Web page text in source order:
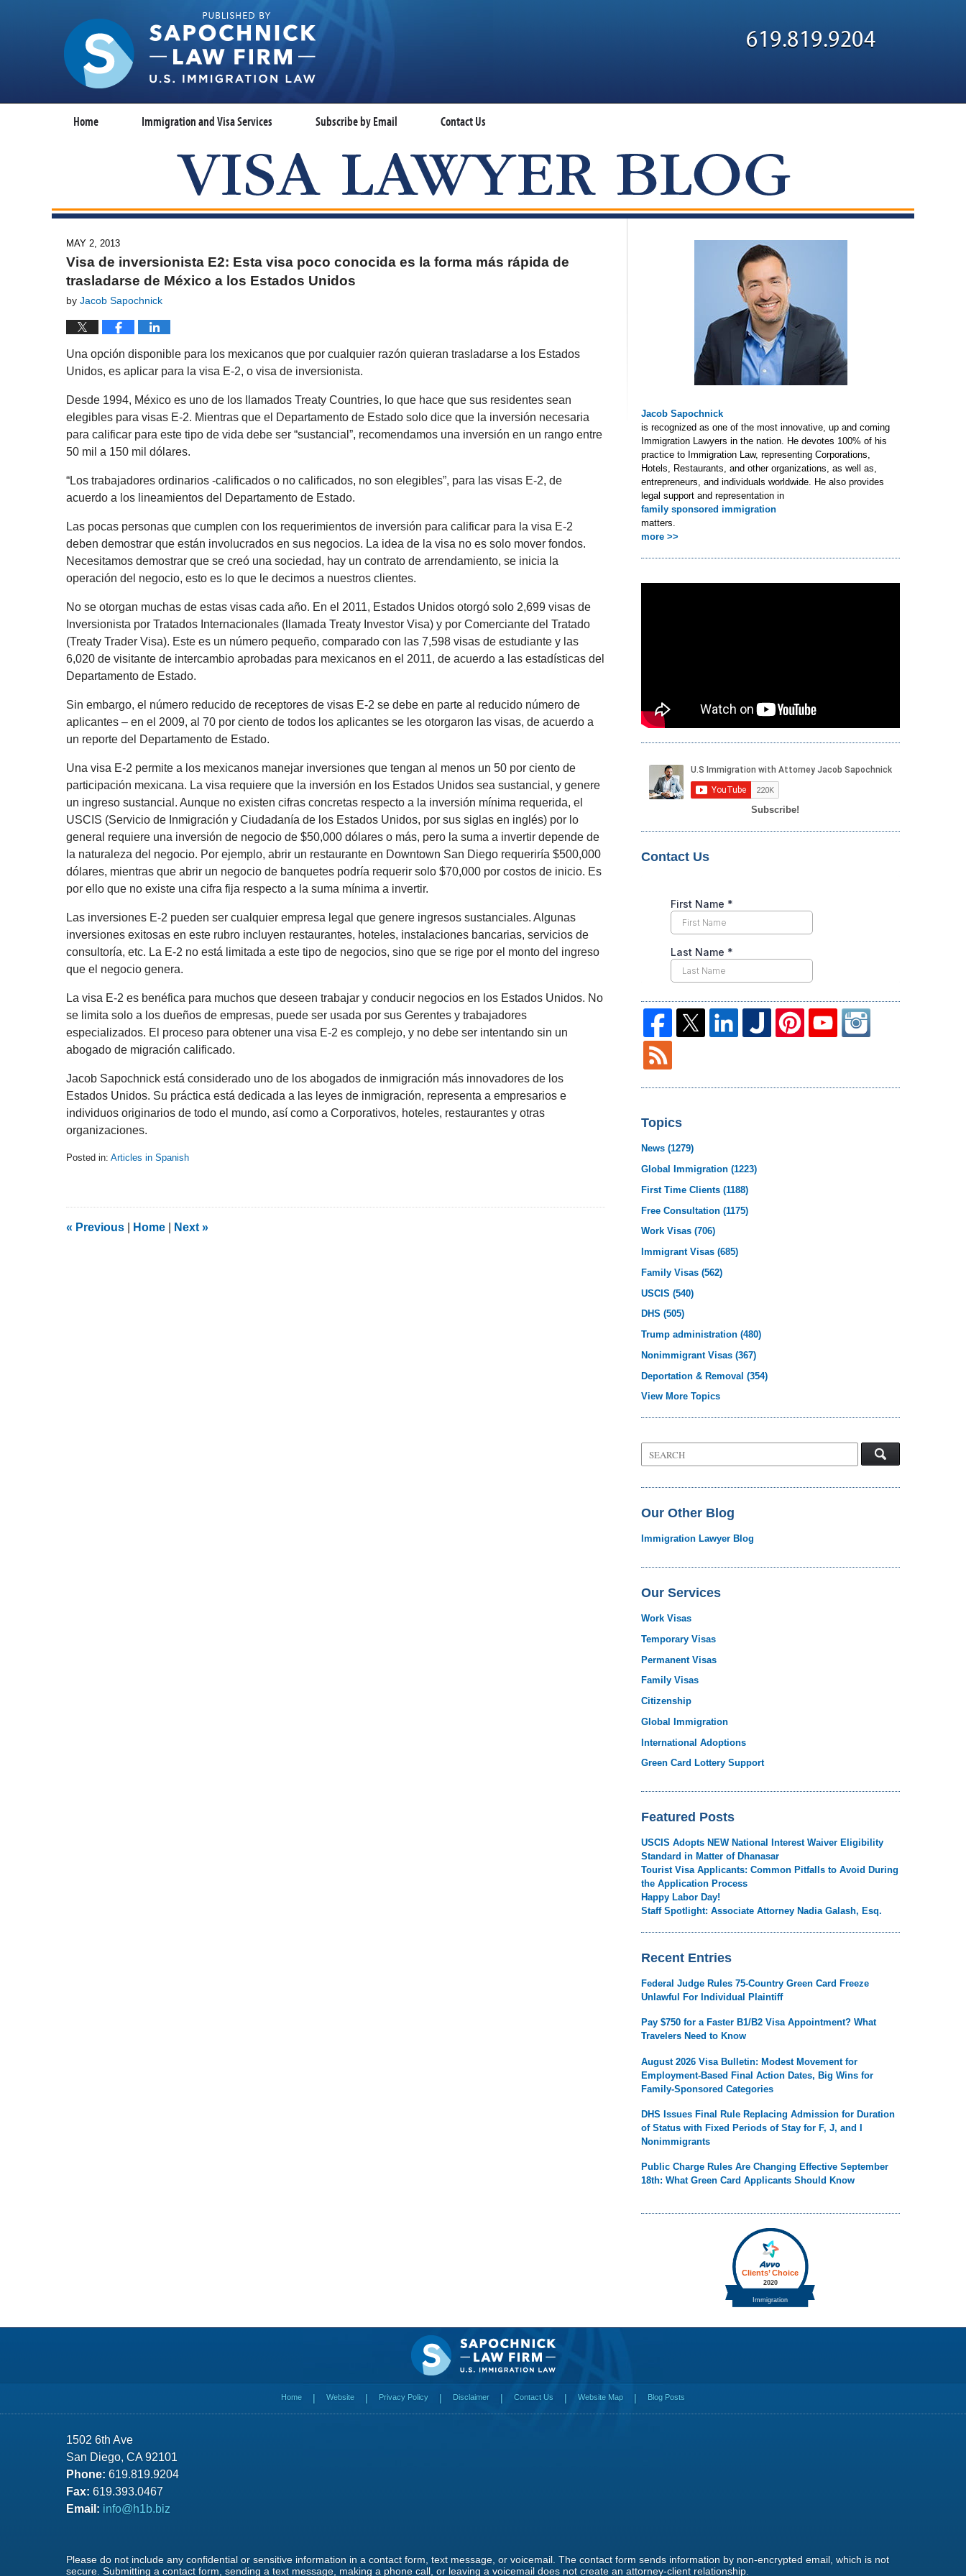
Home Immigration and Visa Services Subscribe by Email Contact Us
619.819.9204
VISA LAWYER BLOG
MAY 2, 2013
Visa de inversionista E2: Esta visa poco conocida es la forma más rápida de
trasladarse de México a los Estados Unidos
by Jacob Sapochnick
Una opción disponible para los mexicanos que por cualquier razón quieran trasladarse a los Estados
Unidos, es aplicar para la visa E-2, o visa de inversionista.
Desde 1994, México es uno de los llamados Treaty Countries, lo que hace que sus residentes sean
elegibles para visas E-2. Mientras que el Departamento de Estado solo dice que la inversión necesaria
para calificar para este tipo de vida debe ser “sustancial”, recomendamos una inversión en un rango entre
50 mil a 150 mil dólares.
“Los trabajadores ordinarios -calificados o no calificados, no son elegibles”, para las visas E-2, de
acuerdo a los lineamientos del Departamento de Estado.
Las pocas personas que cumplen con los requerimientos de inversión para calificar para la visa E-2
deben demostrar que están involucrados en sus negocios. La idea de la visa no es solo mover fondos.
Necesitamos demostrar que se creó una sociedad, hay un contrato de arrendamiento, se inicia la
operación del negocio, esto es lo que le decimos a nuestros clientes.
No se otorgan muchas de estas visas cada año. En el 2011, Estados Unidos otorgó solo 2,699 visas de
Inversionista por Tratados Internacionales (llamada Treaty Investor Visa) y por Comerciante del Tratado
(Treaty Trader Visa). Este es un número pequeño, comparado con las 7,598 visas de estudiante y las
6,020 de visitante de intercambio aprobadas para mexicanos en el 2011, de acuerdo a las estadísticas del
Departamento de Estado.
Sin embargo, el número reducido de receptores de visas E-2 se debe en parte al reducido número de
aplicantes – en el 2009, al 70 por ciento de todos los aplicantes se les otorgaron las visas, de acuerdo a
un reporte del Departamento de Estado.
Una visa E-2 permite a los mexicanos manejar inversiones que tengan al menos un 50 por ciento de
participación mexicana. La visa requiere que la inversión en los Estados Unidos sea sustancial, y genere
un ingreso sustancial. Aunque no existen cifras concretas respecto a la inversión mínima requerida, el
USCIS (Servicio de Inmigración y Ciudadanía de los Estados Unidos, por sus siglas en inglés) por lo
general requiere una inversión de negocio de $50,000 dólares o más, pero la suma a invertir depende de
la naturaleza del negocio. Por ejemplo, abrir un restaurante en Downtown San Diego requeriría $500,000
dólares, mientras que abrir un negocio de banquetes podría requerir solo $70,000 por costos de inicio. Es
por ello que no existe una cifra fija respecto a la suma mínima a invertir.
Las inversiones E-2 pueden ser cualquier empresa legal que genere ingresos sustanciales. Algunas
inversiones exitosas en este rubro incluyen restaurantes, hoteles, instalaciones bancarias, servicios de
consultoría, etc. La E-2 no está limitada a este tipo de negocios, sino que se rige por el monto del ingreso
que el negocio genera.
La visa E-2 es benéfica para muchos que deseen trabajar y conducir negocios en los Estados Unidos. No
se limita solo a los dueños de empresas, puede ser usada por sus Gerentes y trabajadores
especializados. El proceso para obtener una visa E-2 es complejo, y no debe ser intentando sin un
abogado de migración calificado.
Jacob Sapochnick está considerado uno de los abogados de inmigración más innovadores de los
Estados Unidos. Su práctica está dedicada a las leyes de inmigración, representa a empresarios e
individuos originarios de todo el mundo, así como a Corporativos, hoteles, restaurantes y otras
organizaciones.
Posted in: Articles in Spanish
9:08
« Previous Home Next »
Jacob Sapochnick
is recognized as one of the most innovative, up and coming
Immigration Lawyers in the nation. He devotes 100% of his
practice to Immigration Law, representing Corporations,
Hotels, Restaurants, and other organizations, as well as,
entrepreneurs, and individuals worldwide. He also provides
legal support and representation in
family sponsored immigration
matters.
more >>
Subscribe!
Contact Us
Topics
News(1279)
Global Immigration(1223)
First Time Clients(1188)
Free Consultation(1175)
Work Visas(706)
Immigrant Visas(685)
Family Visas(562)
USCIS(540)
DHS(505)
Trump administration(480)
Nonimmigrant Visas(367)
Deportation & Removal(354)
View More Topics
on
Law
Our Other Blog
Immigration Lawyer Blog
Our Services
Work Visas
Temporary Visas
Permanent Visas
Family Visas
Citizenship
Global Immigration
International Adoptions
Green Card Lottery Support
Featured Posts
USCIS Adopts NEW National Interest Waiver Eligibility
Standard in Matter of Dhanasar
Tourist Visa Applicants: Common Pitfalls to Avoid During
the Application Process
Happy Labor Day!
Staff Spotlight: Associate Attorney Nadia Galash, Esq.
Recent Entries
Federal Judge Rules 75-Country Green Card Freeze
Unlawful For Individual Plaintiff
Pay $750 for a Faster B1/B2 Visa Appointment? What
Travelers Need to Know
August 2026 Visa Bulletin: Modest Movement for
Employment-Based Final Action Dates, Big Wins for
Family-Sponsored Categories
DHS Issues Final Rule Replacing Admission for Duration
of Status with Fixed Periods of Stay for F, J, and I
Nonimmigrants
Public Charge Rules Are Changing Effective September
18th: What Green Card Applicants Should Know
1502 6th Ave
San Diego, CA 92101
Phone: 619.819.9204
Fax: 619.393.0467
Email: info@h1b.biz
Home Website Privacy Policy Disclaimer Contact Us Website Map Blog Posts
Please do not include any confidential or sensitive information in a contact form, text message, or voicemail. The contact form sends information by non-encrypted email, which is not
secure. Submitting a contact form, sending a text message, making a phone call, or leaving a voicemail does not create an attorney-client relationship.